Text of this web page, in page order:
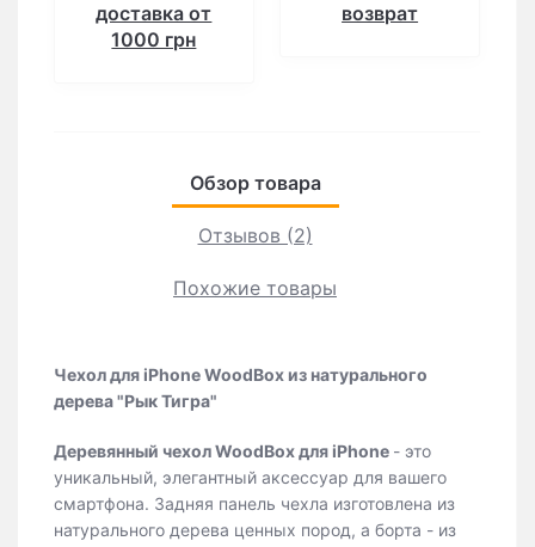
доставка от
1000 грн
возврат
Обзор товара
Отзывов (2)
Похожие товары
Чехол для iPhone WoodBox из натурального
дерева "Рык Тигра"
Деревянный чехол WoodBox для iPhone - это
уникальный, элегантный аксессуар для вашего
смартфона. Задняя панель чехла изготовлена из
натурального дерева ценных пород, а борта - из